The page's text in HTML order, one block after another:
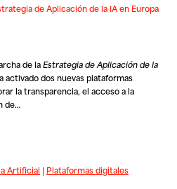
de Aplicación de la IA en Europa
de laEstrategia de Aplicación de la
activado dos nuevas plataformas
la transparencia, el acceso a la
de…
Artificial | Plataformas digitales